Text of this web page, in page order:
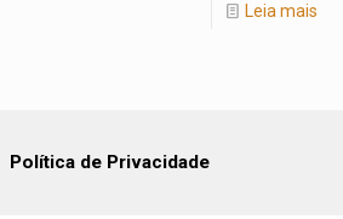
Leia mais
Política de Privacidade